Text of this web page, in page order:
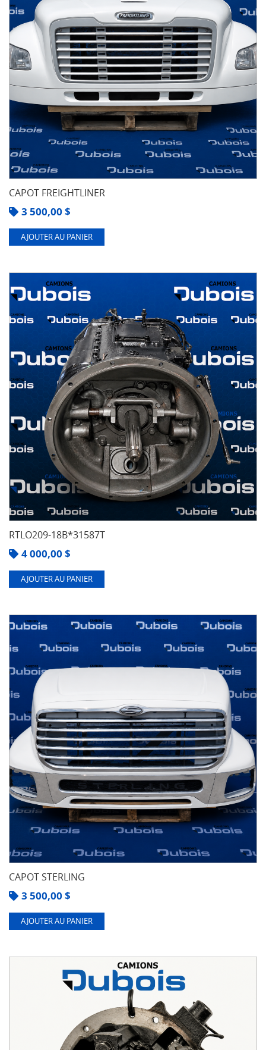
CAPOT FREIGHTLINER
3 500,00 $
AJOUTER AU PANIER
RTLO209-18B*31587T
4 000,00 $
AJOUTER AU PANIER
CAPOT STERLING
3 500,00 $
AJOUTER AU PANIER